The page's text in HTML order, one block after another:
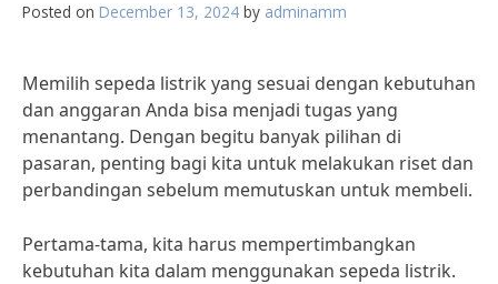
Posted on December 13, 2024 by adminamm
Memilih sepeda listrik yang sesuai dengan kebutuhan
dan anggaran Anda bisa menjadi tugas yang
menantang. Dengan begitu banyak pilihan di
pasaran, penting bagi kita untuk melakukan riset dan
perbandingan sebelum memutuskan untuk membeli.
Pertama-tama, kita harus mempertimbangkan
kebutuhan kita dalam menggunakan sepeda listrik.